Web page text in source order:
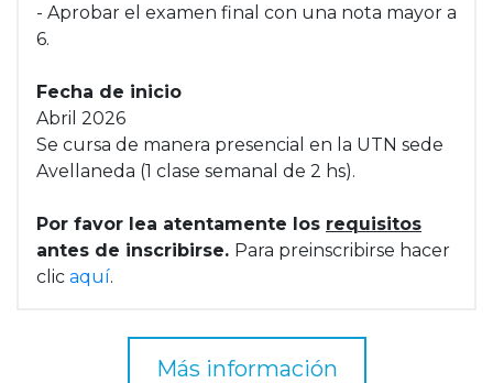
- Aprobar el examen final con una nota mayor a
6.
Fecha de inicio
Abril 2026
Se cursa de manera presencial en la UTN sede
Avellaneda (1 clase semanal de 2 hs).
Por favor lea atentamente los requisitos
antes de inscribirse. Para preinscribirse hacer
clic aquí.
Más información